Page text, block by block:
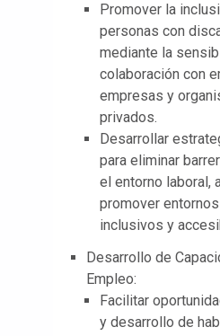
Promover la
personas con
mediante la
colaboración con
empresas y
privados.
Desarrollar
para eliminar
el entorno laboral,
promover
inclusivos y
Desarrollo de
Empleo:
Facilitar
y desarrollo de